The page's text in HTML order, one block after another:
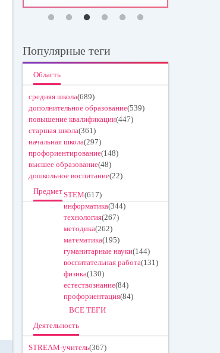
Популярные теги
Область
средняя школа(689)
дополнительное образование(539)
повышение квалификации(447)
старшая школа(361)
начальная школа(297)
профориентирование(148)
высшее образование(48)
дошкольное воспитание(22)
ПредметSTEM(617)
информатика(344)
технология(267)
методика(262)
математика(195)
гуманитарные науки(144)
воспитательная работа(131)
физика(130)
естествознание(84)
профориентация(84)
ВСЕ ТЕГИ
Деятельность
STREAM-учитель(367)